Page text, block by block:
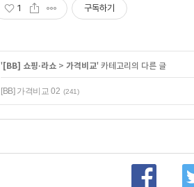
1 구독하기
' [BB] 쇼핑·라쇼 > 가격비교' 카테고리의 다른 글
[BB] 가격비교 02 (241)